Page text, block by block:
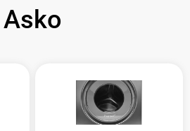
Asko